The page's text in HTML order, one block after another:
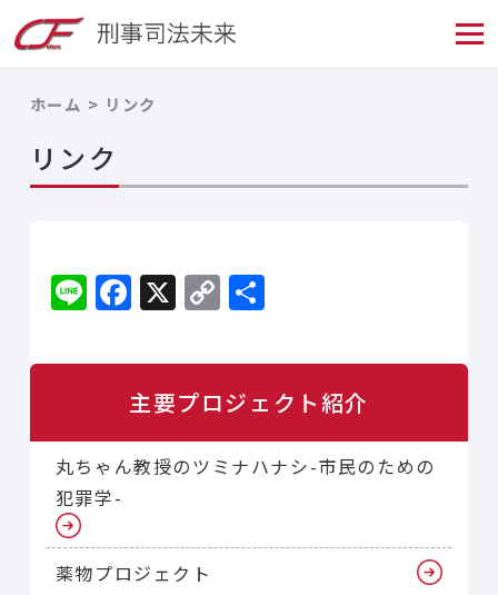
ホーム リンク
リンク
Li
n
e
F
a
c
e
b
o
k
X C
o
p
y
Li
n
共
主要プロジェクト紹介
丸ちゃん教授のツミナハナシ-市民のための
犯罪学-
薬物プロジェクト